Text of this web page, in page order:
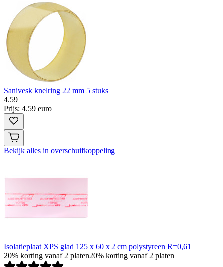
Sanivesk knelring 22 mm 5 stuks
4.59
Prijs: 4.59 euro
Bekijk alles in overschuifkoppeling
Isolatieplaat XPS glad 125 x 60 x 2 cm polystyreen R=0,61
20% korting vanaf 2 platen20% korting vanaf 2 platen